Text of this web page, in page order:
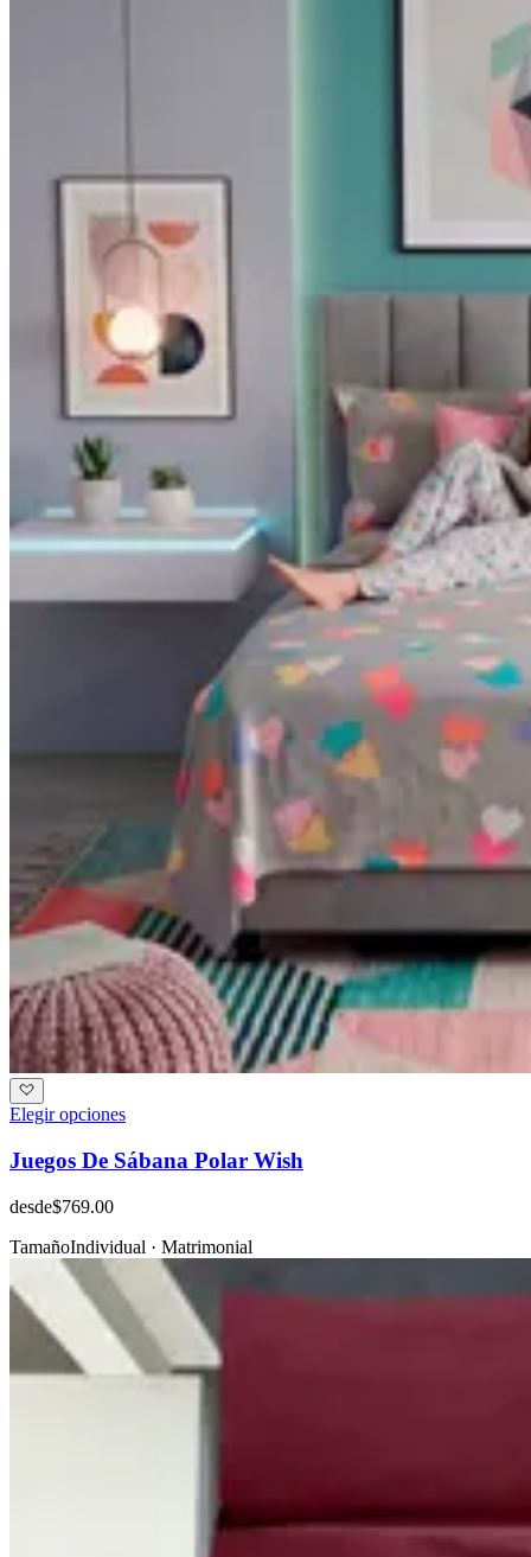
Elegir opciones
Juegos De Sábana Polar Wish
desde$769.00
TamañoIndividual · Matrimonial